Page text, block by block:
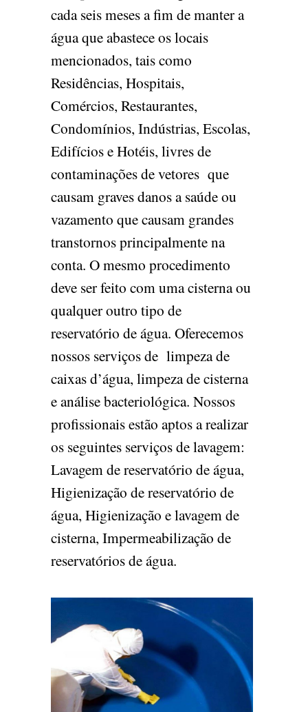
cada seis meses a fim de manter a
água que abastece os locais
mencionados, tais como
Residências, Hospitais,
Comércios, Restaurantes,
Condomínios, Indústrias, Escolas,
Edifícios e Hotéis, livres de
contaminações de vetores que
causam graves danos a saúde ou
vazamento que causam grandes
transtornos principalmente na
conta. O mesmo procedimento
deve ser feito com uma cisterna ou
qualquer outro tipo de
reservatório de água. Oferecemos
nossos serviços de limpeza de
caixas d’água, limpeza de cisterna
e análise bacteriológica. Nossos
profissionais estão aptos a realizar
os seguintes serviços de lavagem:
Lavagem de reservatório de água,
Higienização de reservatório de
água, Higienização e lavagem de
cisterna, Impermeabilização de
reservatórios de água.